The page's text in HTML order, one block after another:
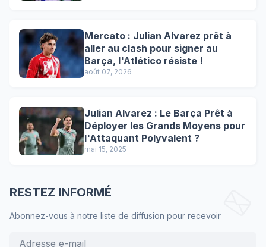
Mercato : Julian Alvarez prêt à
aller au clash pour signer au
Barça, l'Atlético résiste !
août 07, 2026
Julian Alvarez : Le Barça Prêt à
Déployer les Grands Moyens pour
l'Attaquant Polyvalent ?
mai 15, 2025
RESTEZ INFORMÉ
Abonnez-vous à notre liste de diffusion pour recevoir